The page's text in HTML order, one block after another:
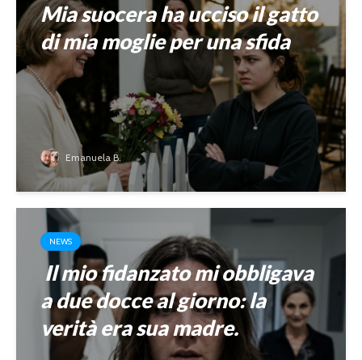
Mia suocera ha ucciso il gatto
di mia moglie per una sfida
Emanuela B.
NEWS
Il mio fidanzato mi obbligava
a due docce al giorno: la
verità era sua madre.